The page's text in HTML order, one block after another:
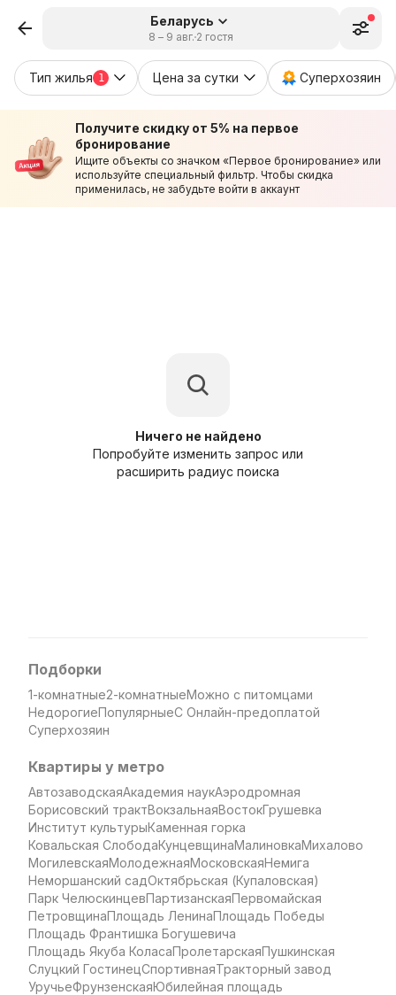
Беларусь
8 – 9 авг. 2 гостя
Тип жилья 1 Цена за сутки Суперхозяин
Получите скидку от 5% на первое
бронирование
Ищите объекты со значком «Первое бронирование» или
используйте специальный фильтр. Чтобы скидка
применилась, не забудьте войти в аккаунт
Ничего не найдено
Попробуйте изменить запрос или
расширить радиус поиска
Подборки
1-комнатные2-комнатныеМожно с питомцами
НедорогиеПопулярныеС Онлайн-предоплатой
Суперхозяин
Квартиры у метро
АвтозаводскаяАкадемия наукАэродромная
Борисовский трактВокзальнаяВостокГрушевка
Институт культурыКаменная горка
Ковальская СлободаКунцевщинаМалиновкаМихалово
МогилевскаяМолодежнаяМосковскаяНемига
Неморшанский садОктябрьская (Купаловская)
Парк ЧелюскинцевПартизанскаяПервомайская
ПетровщинаПлощадь ЛенинаПлощадь Победы
Площадь Франтишка Богушевича
Площадь Якуба КоласаПролетарскаяПушкинская
Слуцкий ГостинецСпортивнаяТракторный завод
УручьеФрунзенскаяЮбилейная площадь